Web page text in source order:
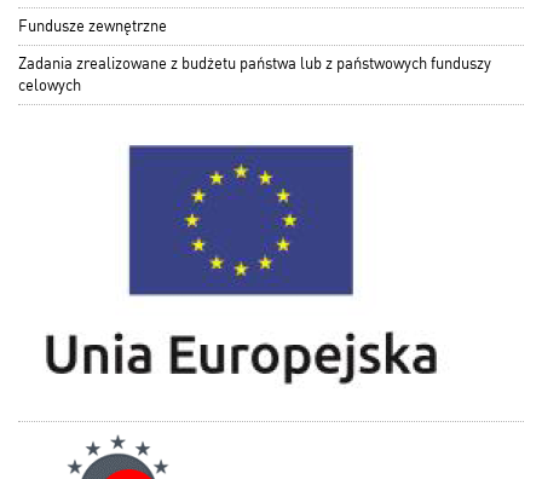
Fundusze zewnętrzne
Zadania zrealizowane z budżetu państwa lub z państwowych funduszy
celowych